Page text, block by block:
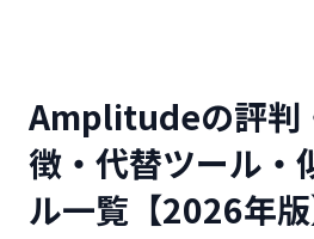
Amplitudeの評判
徴・代替ツール・
ル一覧【2026年版